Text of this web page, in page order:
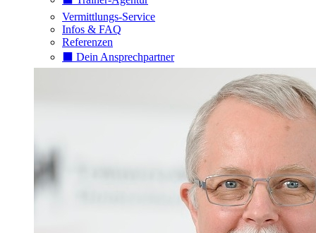
Vermittlungs-Service
Infos & FAQ
Referenzen
⬛️ Dein Ansprechpartner